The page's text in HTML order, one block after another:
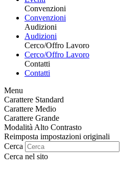
Convenzioni
Convenzioni
Audizioni
Audizioni
Cerco/Offro Lavoro
Cerco/Offro Lavoro
Contatti
Contatti
Menu
Carattere Standard
Carattere Medio
Carattere Grande
Modalità Alto Contrasto
Reimposta impostazioni originali
Cerca
Cerca nel sito